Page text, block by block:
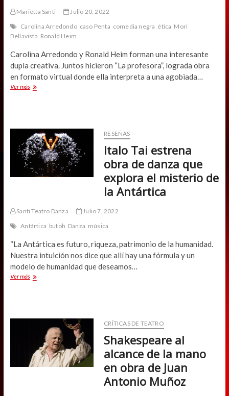
Marietta Santi
Julio 20, 2022
Carolina Arredondo caso Penta comedia negra ética Mori
Bellavista Ronald Heim
Carolina Arredondo y Ronald Heim forman una interesante
dupla creativa. Juntos hicieron “La profesora”, lograda obra
en formato virtual donde ella interpreta a una agobiada…
Ver más“Clases
negra
que
pone
en
jaque
la
RESEÑAS
Italo Tai estrena
obra de danza que
explora el misterio de
la Antártica
Santi Teatro Danza
Julio 7, 2022
Antártica butoh Danza música
“La Antártica es futuro, riqueza, patrimonio de la humanidad.
Nuestra intuición nos dice que allí hay una fórmula y un
modelo de humanidad que deseamos…
Ver másItalo
explora
misterio
de
CRÍTICAS DE TEATRO
Shakespeare al
alcance de la mano
en obra de Juan
Antonio Muñoz